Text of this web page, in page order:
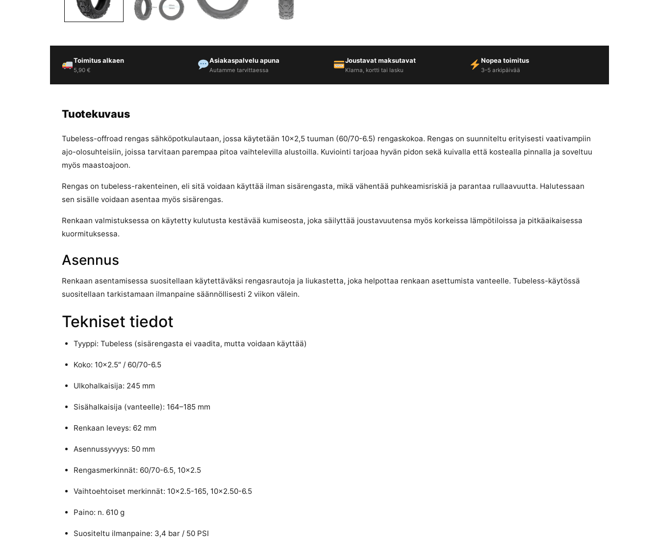
Toimitus alkaen
5,90 €
Asiakaspalvelu apuna
Autamme tarvittaessa
Joustavat maksutavat
Klarna, kortti tai lasku
Nopea toimitus
3–5 arkipäivää
Tuotekuvaus
Tubeless-offroad rengas sähköpotkulautaan, jossa käytetään 10×2,5 tuuman (60/70-6.5) rengaskokoa. Rengas on suunniteltu erityisesti vaativampiin
ajo-olosuhteisiin, joissa tarvitaan parempaa pitoa vaihtelevilla alustoilla. Kuviointi tarjoaa hyvän pidon sekä kuivalla että kostealla pinnalla ja soveltuu
myös maastoajoon.
Rengas on tubeless-rakenteinen, eli sitä voidaan käyttää ilman sisärengasta, mikä vähentää puhkeamisriskiä ja parantaa rullaavuutta. Halutessaan
sen sisälle voidaan asentaa myös sisärengas.
Renkaan valmistuksessa on käytetty kulutusta kestävää kumiseosta, joka säilyttää joustavuutensa myös korkeissa lämpötiloissa ja pitkäaikaisessa
kuormituksessa.
Asennus
Renkaan asentamisessa suositellaan käytettäväksi rengasrautoja ja liukastetta, joka helpottaa renkaan asettumista vanteelle. Tubeless-käytössä
suositellaan tarkistamaan ilmanpaine säännöllisesti 2 viikon välein.
Tekniset tiedot
Tyyppi: Tubeless (sisärengasta ei vaadita, mutta voidaan käyttää)
Koko: 10×2.5″ / 60/70-6.5
Ulkohalkaisija: 245 mm
Sisähalkaisija (vanteelle): 164–185 mm
Renkaan leveys: 62 mm
Asennussyvyys: 50 mm
Rengasmerkinnät: 60/70-6.5, 10×2.5
Vaihtoehtoiset merkinnät: 10×2.5-165, 10×2.50-6.5
Paino: n. 610 g
Suositeltu ilmanpaine: 3,4 bar / 50 PSI